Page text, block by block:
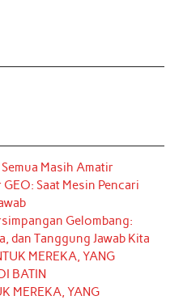
Masih Amatir
GEO: Saat Mesin Pencari
Gelombang:
dan Tanggung Jawab Kita
MEREKA, YANG
BATIN
MEREKA, YANG